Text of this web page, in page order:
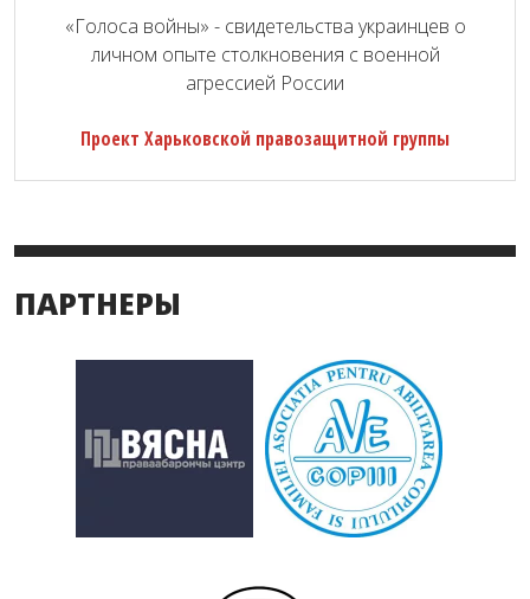
«Голоса войны» - свидетельства украинцев о
личном опыте столкновения с военной
агрессией России
Проект Харьковской правозащитной группы
ПАРТНЕРЫ